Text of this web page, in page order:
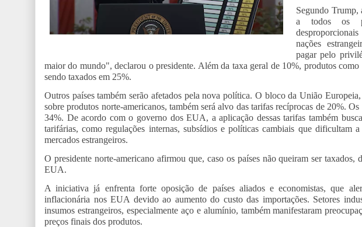
Segundo Trump,
a todos os
nações
pagar pelo
maior do mundo", declarou o presidente. Além da taxa geral de 10%, produtos
sendo taxados em 25%.
Outros países também serão afetados pela nova política. O bloco da União
sobre produtos norte-americanos, também será alvo das tarifas recíprocas de 20%.
34%. De acordo com o governo dos EUA, a aplicação dessas tarifas também
tarifárias, como regulações internas, subsídios e políticas cambiais que dificultam
mercados estrangeiros.
O presidente norte-americano afirmou que, caso os países não queiram ser taxados,
EUA.
A iniciativa já enfrenta forte oposição de países aliados e economistas, que
inflacionária nos EUA devido ao aumento do custo das importações. Setores
insumos estrangeiros, especialmente aço e alumínio, também manifestaram
preços finais dos produtos.